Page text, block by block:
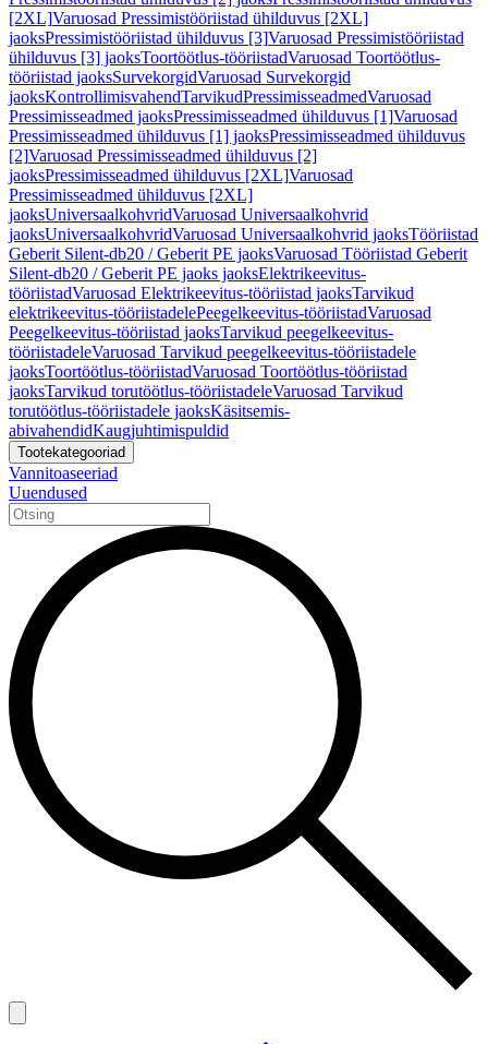
[2XL]Varuosad Pressimistööriistad ühilduvus [2XL]
jaoksPressimistööriistad ühilduvus [3]Varuosad Pressimistööriistad
ühilduvus [3] jaoksToortöötlus-tööriistadVaruosad Toortöötlus-
tööriistad jaoksSurvekorgidVaruosad Survekorgid
jaoksKontrollimisvahendTarvikudPressimisseadmedVaruosad
Pressimisseadmed jaoksPressimisseadmed ühilduvus [1]Varuosad
Pressimisseadmed ühilduvus [1] jaoksPressimisseadmed ühilduvus
[2]Varuosad Pressimisseadmed ühilduvus [2]
jaoksPressimisseadmed ühilduvus [2XL]Varuosad
Pressimisseadmed ühilduvus [2XL]
jaoksUniversaalkohvridVaruosad Universaalkohvrid
jaoksUniversaalkohvridVaruosad Universaalkohvrid jaoksTööriistad
Geberit Silent-db20 / Geberit PE jaoksVaruosad Tööriistad Geberit
Silent-db20 / Geberit PE jaoks jaoksElektrikeevitus-
tööriistadVaruosad Elektrikeevitus-tööriistad jaoksTarvikud
elektrikeevitus-tööriistadelePeegelkeevitus-tööriistadVaruosad
Peegelkeevitus-tööriistad jaoksTarvikud peegelkeevitus-
tööriistadeleVaruosad Tarvikud peegelkeevitus-tööriistadele
jaoksToortöötlus-tööriistadVaruosad Toortöötlus-tööriistad
jaoksTarvikud torutöötlus-tööriistadeleVaruosad Tarvikud
torutöötlus-tööriistadele jaoksKäsitsemis-
abivahendidKaugjuhtimispuldid
Tootekategooriad
Vannitoaseeriad
Uuendused